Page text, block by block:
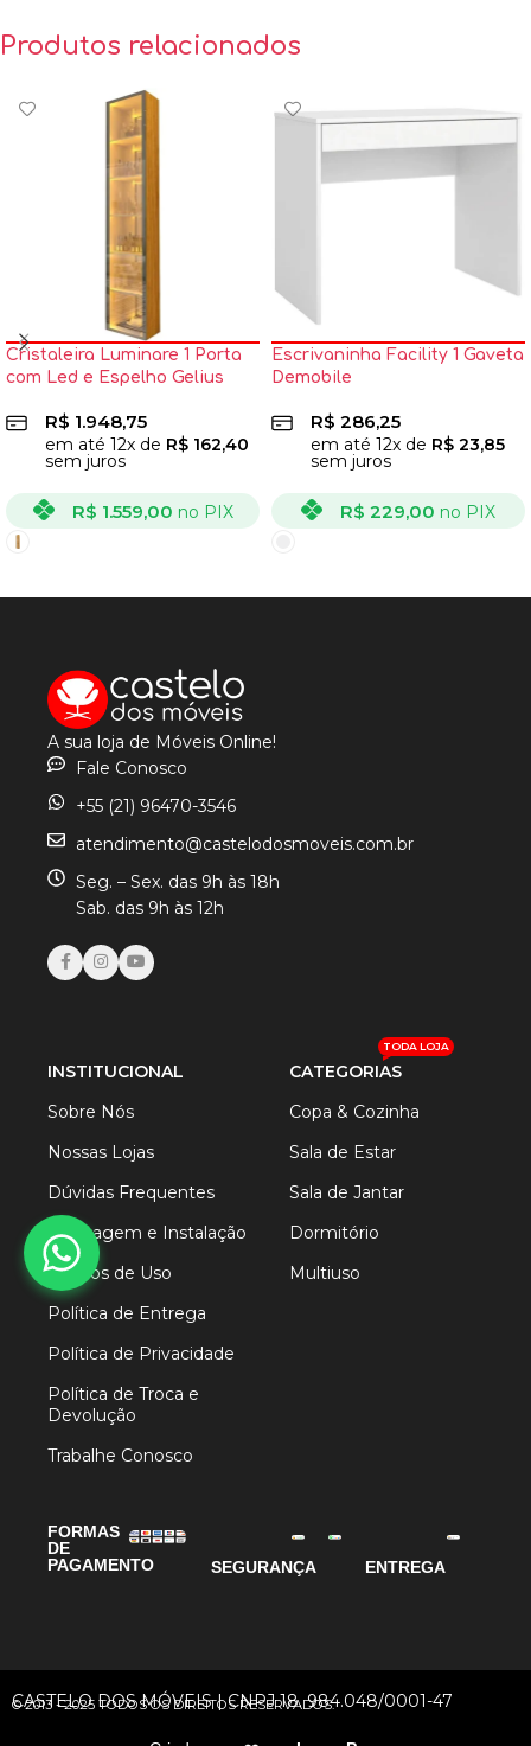
Produtos relacionados
Cristaleira Luminare 1 Porta
com Led e Espelho Gelius
R$ 1.948,75
em até 12x de R$ 162,40
sem juros
R$ 1.559,00 no PIX
Escrivaninha Facility 1 Gaveta
Demobile
R$ 286,25
em até 12x de R$ 23,85
sem juros
R$ 229,00 no PIX
A sua loja de Móveis Online!
Fale Conosco
+55 (21) 96470-3546
atendimento@castelodosmoveis.com.br
Seg. – Sex. das 9h às 18h
Sab. das 9h às 12h
INSTITUCIONAL
Sobre Nós
Nossas Lojas
Dúvidas Frequentes
Montagem e Instalação
Termos de Uso
Política de Entrega
Política de Privacidade
Política de Troca e
Devolução
Trabalhe Conosco
CATEGORIAS
TODA LOJA
Copa & Cozinha
Sala de Estar
Sala de Jantar
Dormitório
Multiuso
FORMAS
DE
PAGAMENTO
SEGURANÇA ENTREGA
CASTELO DOS MÓVEIS | CNPJ 18. 984.048/0001-47
© 2013 - 2025 TODOS OS DIREITOS RESERVADOS.